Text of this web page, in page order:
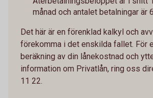
månad och antalet betalningar är
Det här är en förenklad kalkyl och
förekomma i det enskilda fallet. För
beräkning av din lånekostnad och
information om Privatlån, ring oss
11 22.